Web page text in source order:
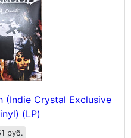
(Indie Crystal Exclusive
(LP)
руб.